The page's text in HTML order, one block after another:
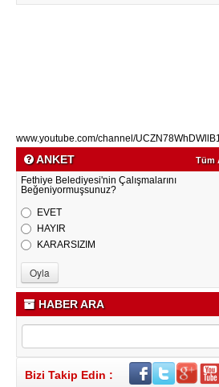
www.youtube.com/channel/
ANKET Tüm
Fethiye Belediyesi'nin Çalışmalarını
Beğeniyormuşsunuz?
EVET
HAYIR
KARARSIZIM
HABER ARA
Bizi Takip Edin :